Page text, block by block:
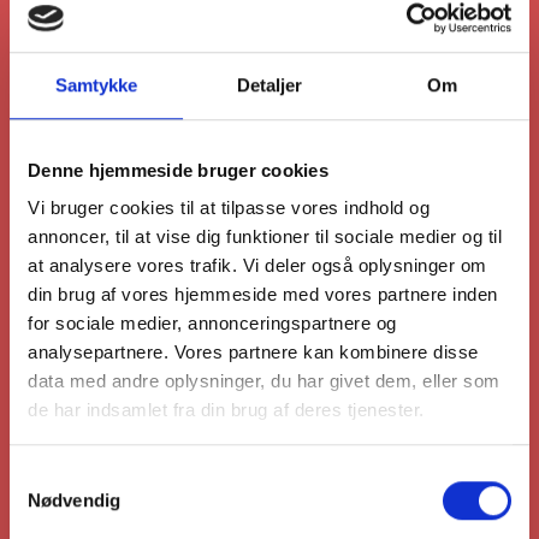
Samtykke Detaljer Om
Denne hjemmeside bruger cookies
Vi bruger cookies til at tilpasse vores indhold og
annoncer, til at vise dig funktioner til sociale medier og til
at analysere vores trafik. Vi deler også oplysninger om
din brug af vores hjemmeside med vores partnere inden
for sociale medier, annonceringspartnere og
analysepartnere. Vores partnere kan kombinere disse
data med andre oplysninger, du har givet dem, eller som
de har indsamlet fra din brug af deres tjenester.
Nødvendig
Lagerreoler
Køkken armaturer
Blanco Armaturer
Franke Armaturer
KWC Armaturer
Gastro Armaturer
Reginox armaturer
Sensor Armaturer
Schock Armaturer
Teka Armaturer
Grohe Blue Home Wifi
Grohe Blue Mono Wifi